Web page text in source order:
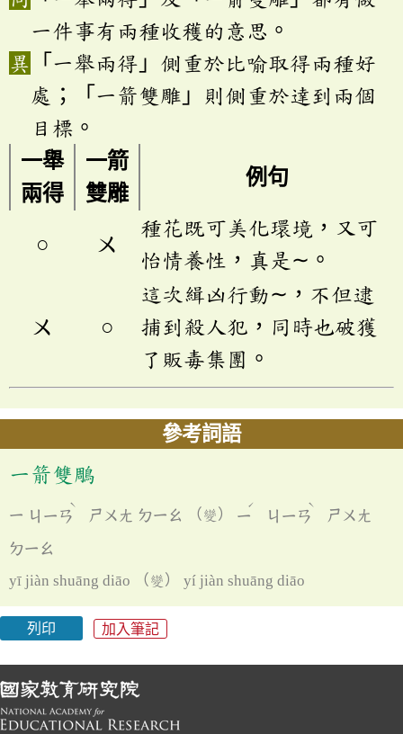
一件事有兩種收穫的意思。
「一舉兩得」側重於比喻取得兩種好
處；「一箭雙雕」則側重於達到兩個
目標。
一舉
兩得
一箭
雙雕
例句
○ ㄨ
種花既可美化環境，又可
怡情養性，真是∼。
ㄨ ○
這次緝凶行動∼，不但逮
捕到殺人犯，同時也破獲
了販毒集團。
參考詞語
一箭雙鵰
ㄧ ㄐㄧㄢ
ˋ
ㄕㄨㄤ ㄉㄧㄠ （變） ㄧ
ˊ
ㄐㄧㄢ
ˋ
ㄕㄨㄤ
ㄉㄧㄠ
yī jiàn shuāng diāo （變） yí jiàn shuāng diāo
列印 加入筆記